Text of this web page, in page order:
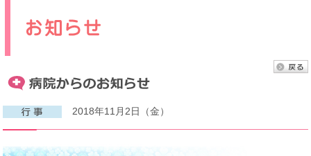
2018年11月2日（金）